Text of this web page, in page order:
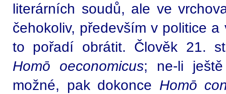
literárních soudů, ale ve
čehokoliv, především v politice
to pořadí obrátit. Člověk 21.
Homō oeconomicus; ne-li
možné, pak dokonce Homō